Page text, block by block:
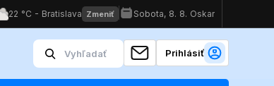
Prihlásiť